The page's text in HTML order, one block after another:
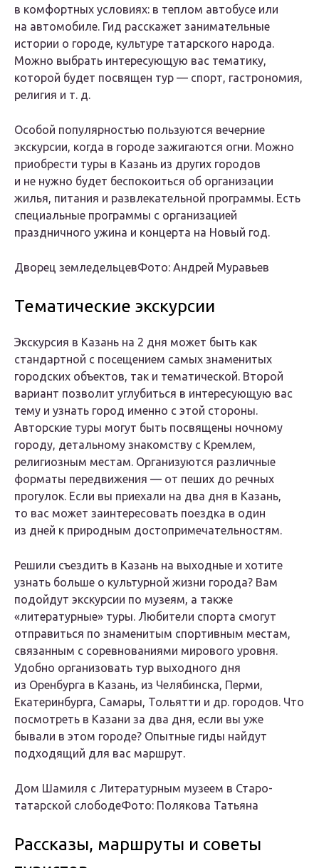
в комфортных условиях: в теплом автобусе или
на автомобиле. Гид расскажет занимательные
истории о городе, культуре татарского народа.
Можно выбрать интересующую вас тематику,
которой будет посвящен тур — спорт, гастрономия,
религия и т. д.
Особой популярностью пользуются вечерние
экскурсии, когда в городе зажигаются огни. Можно
приобрести туры в Казань из других городов
и не нужно будет беспокоиться об организации
жилья, питания и развлекательной программы. Есть
специальные программы с организацией
праздничного ужина и концерта на Новый год.
Дворец земледельцевФото: Андрей Муравьев
Тематические экскурсии
Экскурсия в Казань на 2 дня может быть как
стандартной с посещением самых знаменитых
городских объектов, так и тематической. Второй
вариант позволит углубиться в интересующую вас
тему и узнать город именно с этой стороны.
Авторские туры могут быть посвящены ночному
городу, детальному знакомству с Кремлем,
религиозным местам. Организуются различные
форматы передвижения — от пеших до речных
прогулок. Если вы приехали на два дня в Казань,
то вас может заинтересовать поездка в один
из дней к природным достопримечательностям.
Решили съездить в Казань на выходные и хотите
узнать больше о культурной жизни города? Вам
подойдут экскурсии по музеям, а также
«литературные» туры. Любители спорта смогут
отправиться по знаменитым спортивным местам,
связанным с соревнованиями мирового уровня.
Удобно организовать тур выходного дня
из Оренбурга в Казань, из Челябинска, Перми,
Екатеринбурга, Самары, Тольятти и др. городов. Что
посмотреть в Казани за два дня, если вы уже
бывали в этом городе? Опытные гиды найдут
подходящий для вас маршрут.
Дом Шамиля с Литературным музеем в Старо-
татарской слободеФото: Полякова Татьяна
Рассказы, маршруты и советы